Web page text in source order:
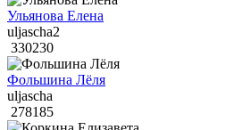
Ульянова Елена
uljascha2
330230
Фольшина Лёля
uljascha
278185